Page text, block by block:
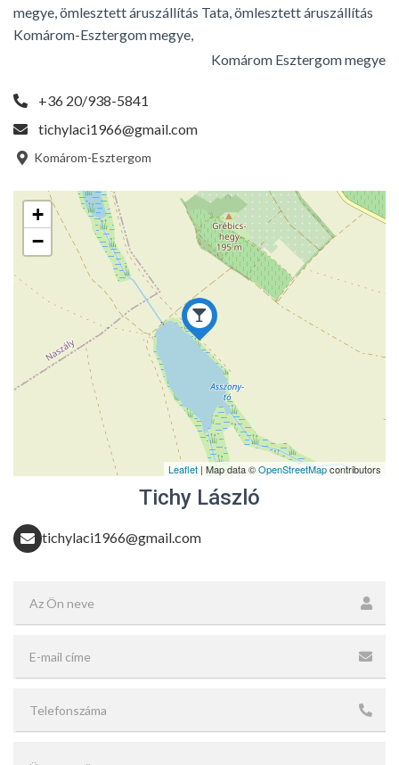
megye, ömlesztett áruszállítás Tata, ömlesztett áruszállítás
Komárom-Esztergom megye,
Komárom Esztergom megye
+36 20/938-5841
tichylaci1966@gmail.com
Komárom-Esztergom
+
−
Leaflet | Map data ©OpenStreetMapcontributors
Tichy László
tichylaci1966@gmail.com